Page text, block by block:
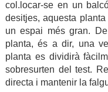
col.locar-se en un
desitjes, aquesta
un espai més gran.
planta, és a dir, una
planta es dividirà
sobresurten del test.
directa i mantenir la